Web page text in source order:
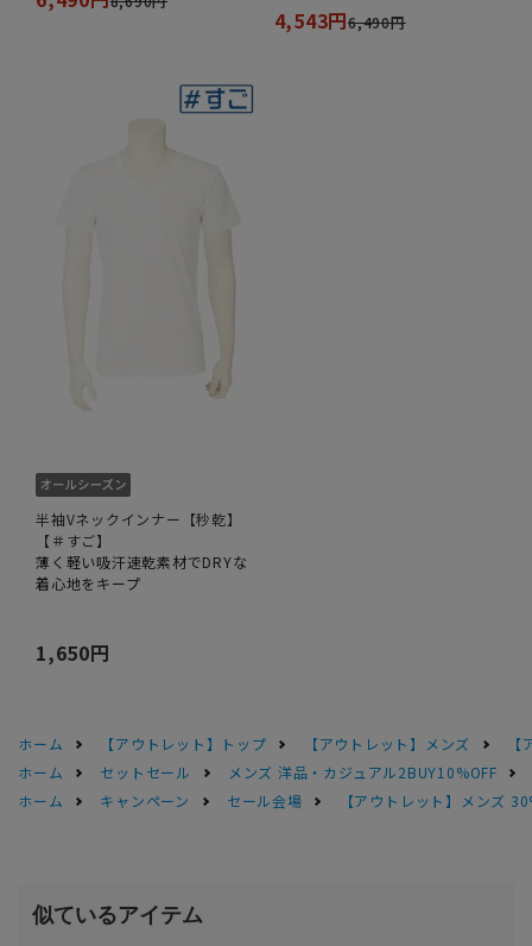
4,543円6,490円
半袖Vネックインナー【秒乾】
【＃すご】
薄く軽い吸汗速乾素材でDRYな
着心地をキープ
1,650円
ホーム 【アウトレット】トップ 【アウトレット】メンズ
ホーム
セットセール
メンズ 洋品・カジュアル2BUY10%OFF
ホーム
キャンペーン セール会場 【アウトレット】メンズ